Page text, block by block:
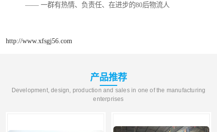
—— 一群有热情、负责任、在进步的80后物流人
http://www.xfsgj56.com
产品推荐
Development, design, production and sales in one of the manufacturing
enterprises